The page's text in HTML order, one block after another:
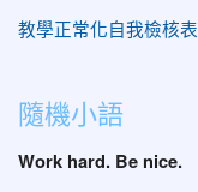
教學正常化自我檢核表
隨機小語
Work hard. Be nice.